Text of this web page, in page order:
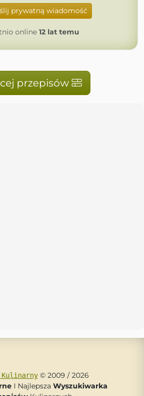
prywatną wiadomość
online 12 lat temu
przepisów
© 2009 / 2026
I Najlepsza Wyszukiwarka